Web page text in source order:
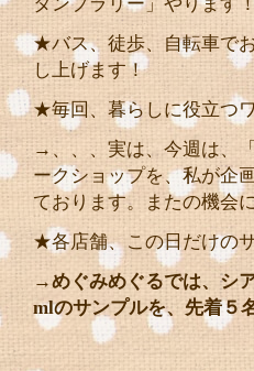
★バス、徒歩、自転車で
し上げます！
★毎回、暮らしに役立つ
→、、、実は、今週は、
ークショップを、私が企
ております。またの機会
★各店舗、この日だけの
→めぐみめぐるでは、シ
mlのサンプルを、先着５